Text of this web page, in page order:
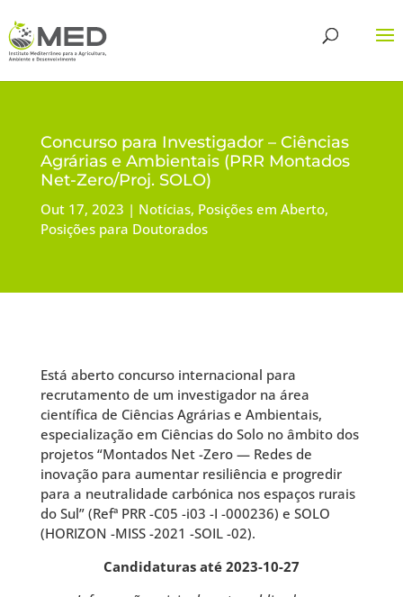
Concurso para Investigador – Ciências
Agrárias e Ambientais (PRR Montados
Net-Zero/Proj. SOLO)
Out 17, 2023 Notícias, Posições em Aberto,
Posições para Doutorados
Está aberto concurso internacional para
recrutamento de um investigador na área
científica de Ciências Agrárias e Ambientais,
especialização em Ciências do Solo no âmbito dos
projetos “Montados Net -Zero — Redes de
inovação para aumentar resiliência e progredir
para a neutralidade carbónica nos espaços rurais
do Sul” (Refª PRR -C05 -i03 -I -000236) e SOLO
(HORIZON -MISS -2021 -SOIL -02).
Candidaturas até 2023-10-27